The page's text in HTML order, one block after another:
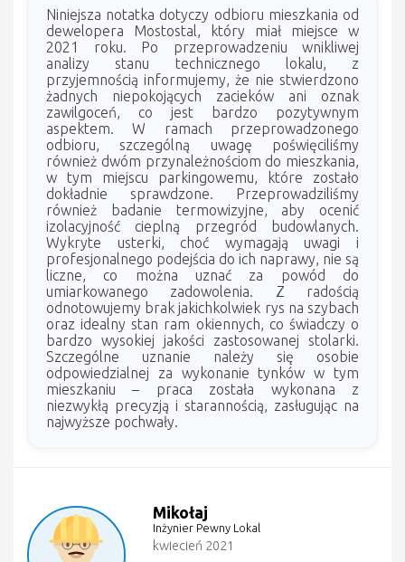
Niniejsza notatka dotyczy odbioru mieszkania od
dewelopera Mostostal, który miał miejsce w
2021 roku. Po przeprowadzeniu wnikliwej
analizy stanu technicznego lokalu, z
przyjemnością informujemy, że nie stwierdzono
żadnych niepokojących zacieków ani oznak
zawilgoceń, co jest bardzo pozytywnym
aspektem. W ramach przeprowadzonego
odbioru, szczególną uwagę poświęciliśmy
również dwóm przynależnościom do mieszkania,
w tym miejscu parkingowemu, które zostało
dokładnie sprawdzone. Przeprowadziliśmy
również badanie termowizyjne, aby ocenić
izolacyjność cieplną przegród budowlanych.
Wykryte usterki, choć wymagają uwagi i
profesjonalnego podejścia do ich naprawy, nie są
liczne, co można uznać za powód do
umiarkowanego zadowolenia. Z radością
odnotowujemy brak jakichkolwiek rys na szybach
oraz idealny stan ram okiennych, co świadczy o
bardzo wysokiej jakości zastosowanej stolarki.
Szczególne uznanie należy się osobie
odpowiedzialnej za wykonanie tynków w tym
mieszkaniu – praca została wykonana z
niezwykłą precyzją i starannością, zasługując na
najwyższe pochwały.
Mikołaj
Inżynier Pewny Lokal
kwiecień 2021